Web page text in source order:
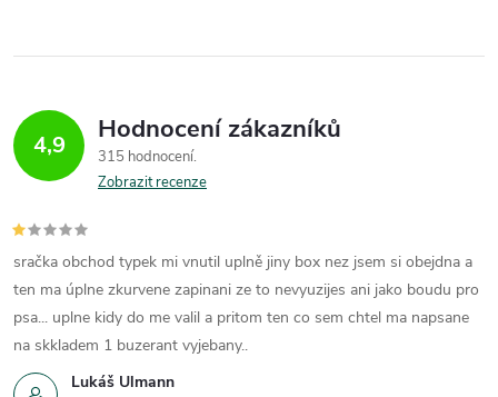
4,9 Hodnocení zákazníků
315 hodnocení
Zobrazit recenze
Lukáš Ulmann
sračka obchod typek mi vnutil uplně jiny box nez jsem si obejdna a
ten ma úplne zkurvene zapinani ze to nevyuzijes ani jako boudu pro
psa... uplne kidy do me valil a pritom ten co sem chtel ma napsane
na skkladem 1 buzerant vyjebany..